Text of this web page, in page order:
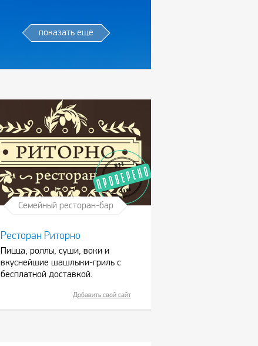
показать ещё
Семейный ресторан-бар
Ресторан Риторно
Пицца, роллы, суши, воки и
вкуснейшие шашлыки-гриль с
бесплатной доставкой.
Добавить свой сайт